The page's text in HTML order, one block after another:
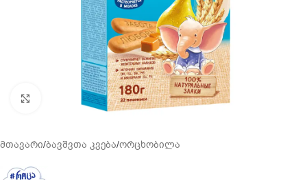
გადიდება
მთავარი/ბავშვთა კვება/ორცხობილა